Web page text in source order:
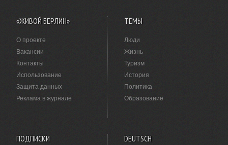
«ЖИВОЙ БЕРЛИН»
О проекте
Вакансии
Контакты
Использование
Защита данных
Реклама в журнале
ТЕМЫ
Люди
Жизнь
Туризм
История
Политика
Образование
ПОДПИСКИ DEUTSCH